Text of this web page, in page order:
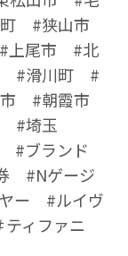
#狭山市
上尾市 #北
#滑川町 #
#朝霞市
#埼玉
#ブランド
#Nゲージ
ー #ルイヴ
ィファニ